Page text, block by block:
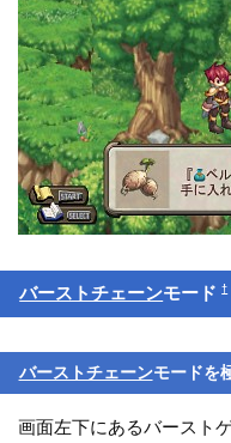
バーストチェーンモード†
バーストチェーンモードを
画面左下にあるバースト